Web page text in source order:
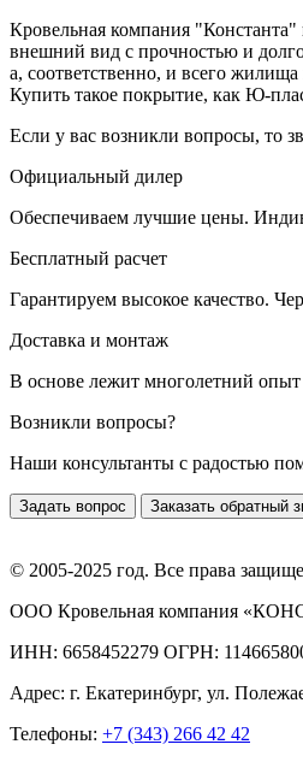
Кровельная компания "Константа"
внешний вид с прочностью и
а, соответственно, и всего
Купить такое покрытие, как Ю-
Если у вас возникли вопросы, то
Официальный дилер
Обеспечиваем лучшие цены.
Бесплатный расчет
Гарантируем высокое качество.
Доставка и монтаж
В основе лежит многолетний
Возникли вопросы?
Наши консультанты с радостью
Задать вопрос Заказать обратный
© 2005-2025 год. Все права
ООО Кровельная компания
ИНН: 6658452279 ОГРН:
Адрес: г. Екатеринбург, ул.
Телефоны: +7 (343) 266 42 42